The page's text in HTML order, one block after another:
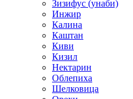
Зизифус (унаби)
Инжир
Калина
Каштан
Киви
Кизил
Нектарин
Облепиха
Шелковица